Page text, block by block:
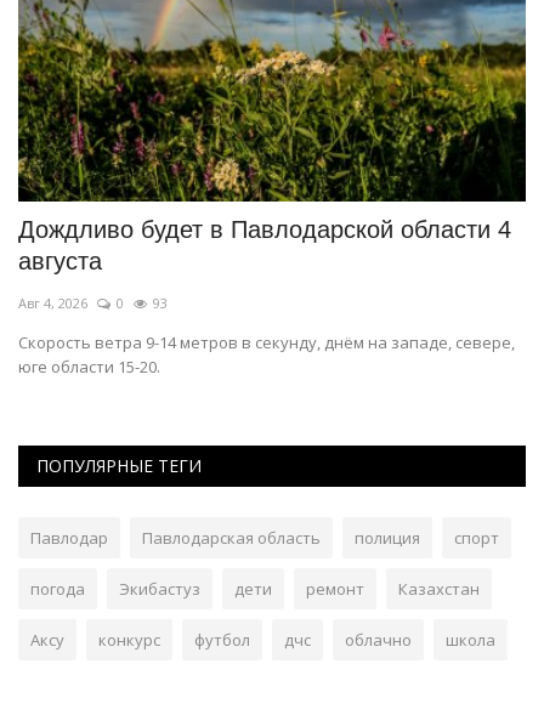
Дождливо будет в Павлодарской области 4
августа
Авг 4, 2026 0 93
Скорость ветра 9-14 метров в секунду, днём на западе, севере,
юге области 15-20.
ПОПУЛЯРНЫЕ ТЕГИ
Павлодар Павлодарская область полиция спорт
погода Экибастуз дети ремонт Казахстан
Аксу конкурс футбол дчс облачно школа